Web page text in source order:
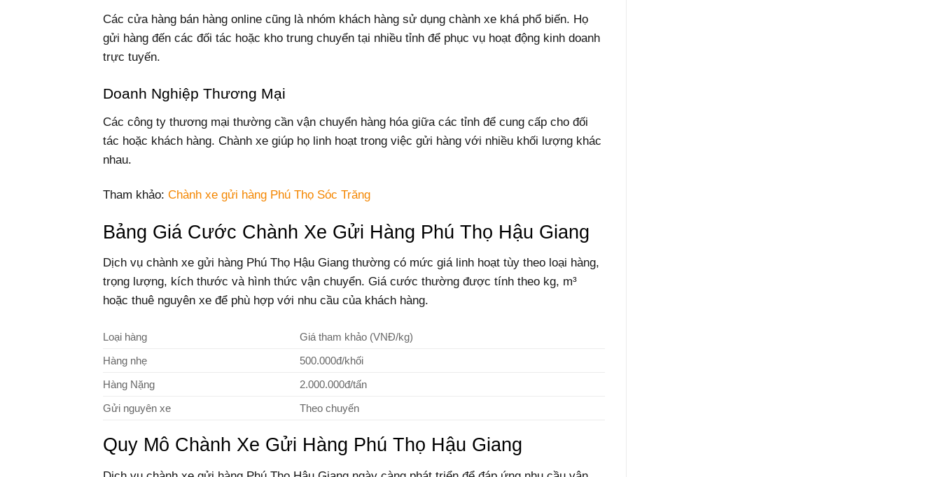
Các cửa hàng bán hàng online cũng là nhóm khách hàng sử dụng chành xe khá phổ biến. Họ
gửi hàng đến các đối tác hoặc kho trung chuyển tại nhiều tỉnh để phục vụ hoạt động kinh doanh
trực tuyến.
Doanh Nghiệp Thương Mại
Các công ty thương mại thường cần vận chuyển hàng hóa giữa các tỉnh để cung cấp cho đối
tác hoặc khách hàng. Chành xe giúp họ linh hoạt trong việc gửi hàng với nhiều khối lượng khác
nhau.
Tham khảo: Chành xe gửi hàng Phú Thọ Sóc Trăng
Bảng Giá Cước Chành Xe Gửi Hàng Phú Thọ Hậu Giang
Dịch vụ chành xe gửi hàng Phú Thọ Hậu Giang thường có mức giá linh hoạt tùy theo loại hàng,
trọng lượng, kích thước và hình thức vận chuyển. Giá cước thường được tính theo kg, m³
hoặc thuê nguyên xe để phù hợp với nhu cầu của khách hàng.
Loại hàng
Giá tham khảo (VNĐ/kg)
Hàng nhẹ
500.000đ/khối
Hàng Nặng
2.000.000đ/tấn
Gửi nguyên xe
Theo chuyến
Quy Mô Chành Xe Gửi Hàng Phú Thọ Hậu Giang